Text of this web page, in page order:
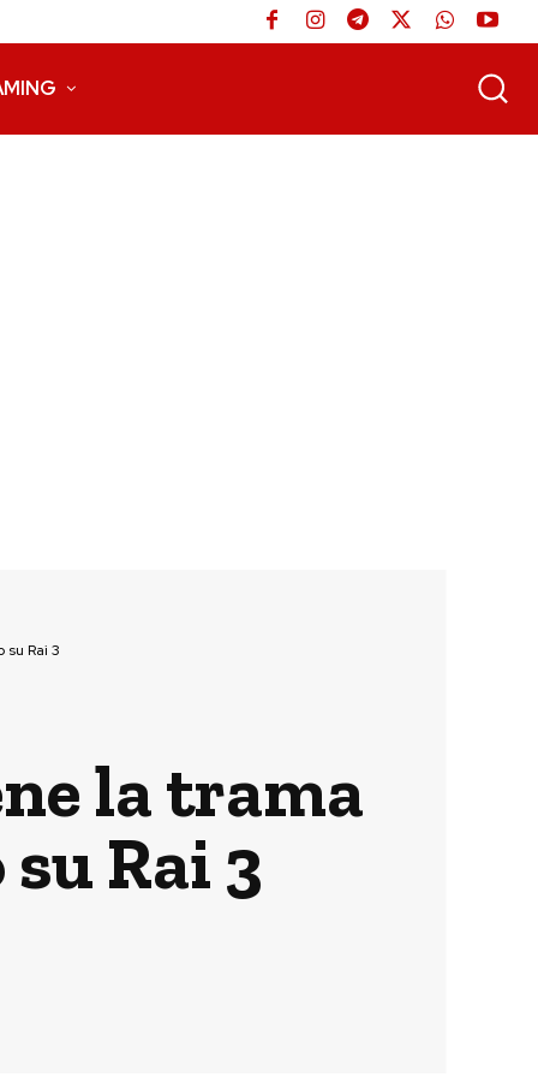
Rai 3
la trama
Rai 3